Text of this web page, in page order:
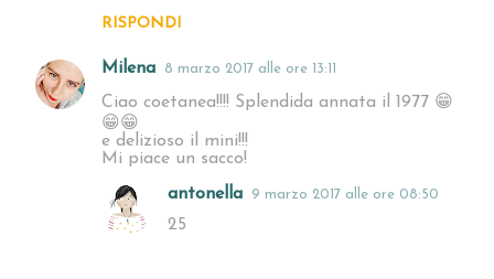
RISPONDI
Milena 8 marzo 2017 alle ore 13:11
Ciao coetanea!!!! Splendida annata il 1977 😁
😁😁
e delizioso il mini!!!
Mi piace un sacco!
antonella 9 marzo 2017 alle ore 08:50
25